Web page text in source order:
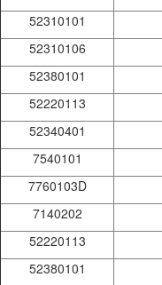
52310101
52310106
52380101
52220113
52340401
7540101
7760103D
7140202
52220113
52380101